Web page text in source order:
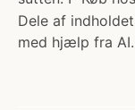
Dele af
med hjælp fra AI.